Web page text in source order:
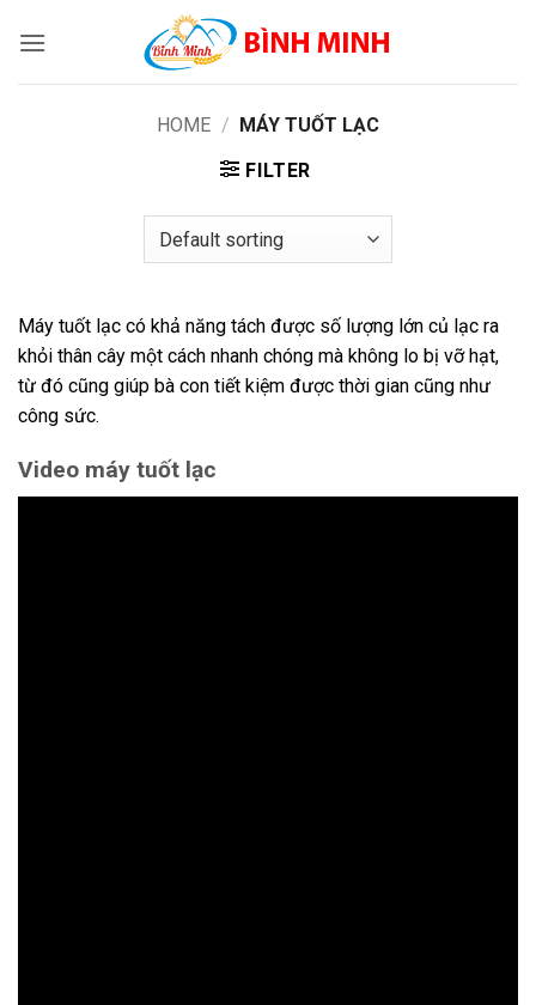
HOME / MÁY TUỐT LẠC
FILTER
Máy tuốt lạc có khả năng tách được số lượng lớn củ lạc ra
khỏi thân cây một cách nhanh chóng mà không lo bị vỡ hạt,
từ đó cũng giúp bà con tiết kiệm được thời gian cũng như
công sức.
Video máy tuốt lạc